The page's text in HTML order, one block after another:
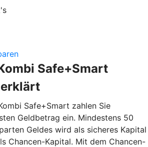
Safe+Smart
Safe+Smart zahlen Sie
Geldbetrag ein. Mindestens 50
Geldes wird als sicheres Kapital
Chancen-Kapital. Mit dem Chancen-